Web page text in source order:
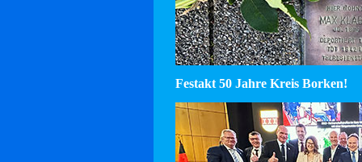
Festakt 50 Jahre Kreis Borken!